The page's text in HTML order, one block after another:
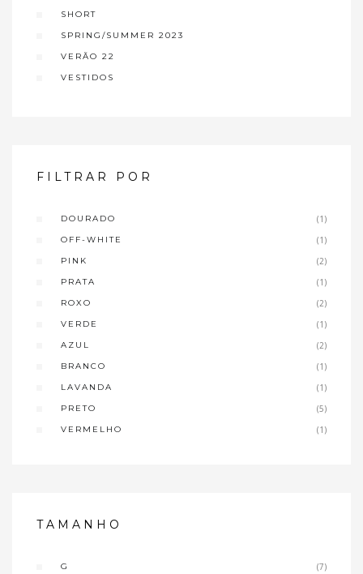
SHORT
SPRING/SUMMER 2023
VERÃO 22
VESTIDOS
FILTRAR POR
DOURADO (1)
OFF-WHITE (1)
PINK (2)
PRATA (1)
ROXO (2)
VERDE (1)
AZUL (2)
BRANCO (1)
LAVANDA (1)
PRETO (5)
VERMELHO (1)
TAMANHO
G (7)